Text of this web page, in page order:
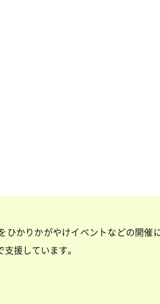
かりかがやけイベントなどの開催
援しています。